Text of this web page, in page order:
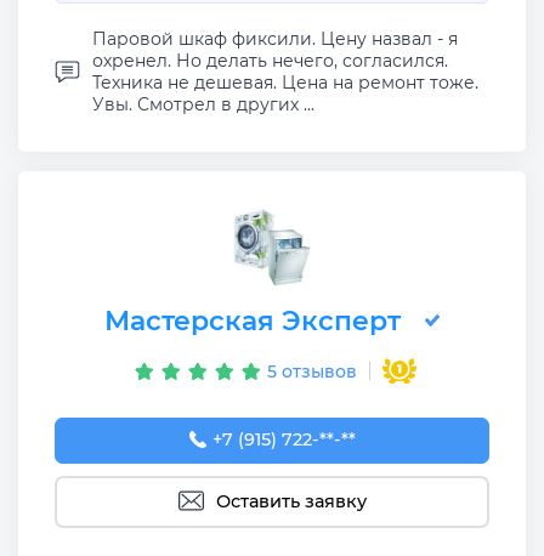
Паровой шкаф фиксили. Цену назвал - я
охренел. Но делать нечего, согласился.
Техника не дешевая. Цена на ремонт тоже.
Увы. Смотрел в других ...
Мастерская Эксперт
5 отзывов
+7 (915) 722-22-29
+7 (915) 722-**-**
Оставить заявку